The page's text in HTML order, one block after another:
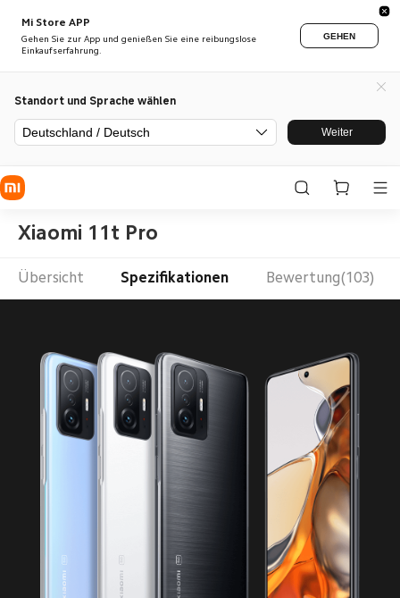
Mi Store APP
Gehen Sie zur App und genießen Sie eine reibungslose
Einkaufserfahrung.
GEHEN
Standort und Sprache wählen
Deutschland / Deutsch Weiter
Xiaomi 11t Pro
Übersicht Spezifikationen Bewertung(103)